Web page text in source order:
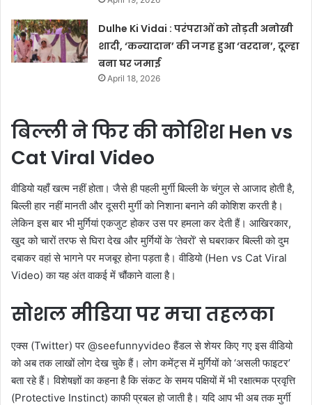
Dulhe Ki Vidai : परंपराओं को तोड़ती अनोखी
शादी, ‘कन्यादान’ की जगह हुआ ‘वरदान’, दूल्हा
बना घर जमाई
April 18, 2026
बिल्ली ने फिर की कोशिश Hen vs
Cat Viral Video
वीडियो यहाँ खत्म नहीं होता। जैसे ही पहली मुर्गी बिल्ली के चंगुल से आजाद होती है,
बिल्ली हार नहीं मानती और दूसरी मुर्गी को निशाना बनाने की कोशिश करती है।
लेकिन इस बार भी मुर्गियां एकजुट होकर उस पर हमला कर देती हैं। आखिरकार,
खुद को चारों तरफ से घिरा देख और मुर्गियों के ‘तेवरों’ से घबराकर बिल्ली को दुम
दबाकर वहां से भागने पर मजबूर होना पड़ता है। वीडियो (Hen vs Cat Viral
Video) का यह अंत वाकई में चौंकाने वाला है।
सोशल मीडिया पर मचा तहलका
एक्स (Twitter) पर @seefunnyvideo हैंडल से शेयर किए गए इस वीडियो
को अब तक लाखों लोग देख चुके हैं। लोग कमेंट्स में मुर्गियों को ‘असली फाइटर’
बता रहे हैं। विशेषज्ञों का कहना है कि संकट के समय पक्षियों में भी रक्षात्मक प्रवृत्ति
(Protective Instinct) काफी प्रबल हो जाती है। यदि आप भी अब तक मुर्गी